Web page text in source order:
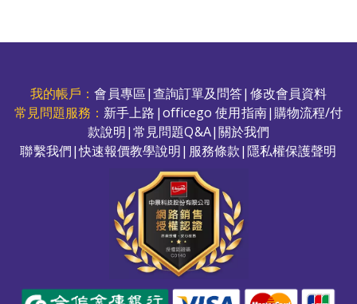
我的帳戶：會員專區|查詢訂單及問答| 修改會員資料
常見問題服務： 新手上路 |officego 使用指南|購物流程/付
款說明|常見問題Q&A|關於我們
聯繫我們|快速報價教學說明| 服務條款|隱私權保護聲明